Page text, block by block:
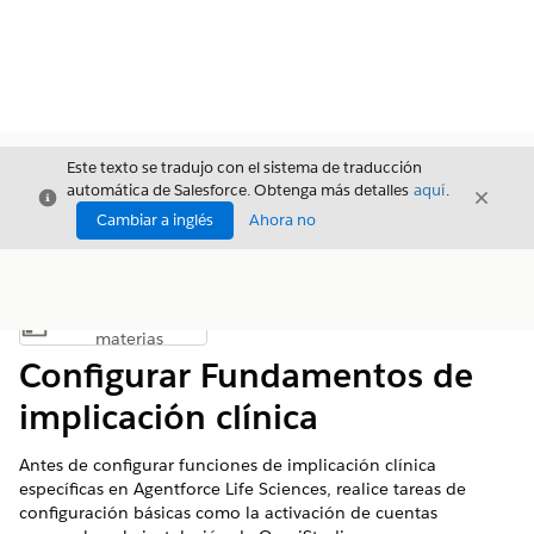
Cerrar
Este texto se tradujo con el sistema de traducción
automática de Salesforce. Obtenga más detalles aquí.
Cambiar a inglés
Ahora no
Cerrar
Mostrar índice de materias
materias
Configurar Fundamentos de
implicación clínica
Antes de configurar funciones de implicación clínica
específicas en Agentforce Life Sciences, realice tareas de
configuración básicas como la activación de cuentas